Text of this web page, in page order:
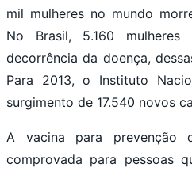
mil mulheres no mundo
No Brasil, 5.160
decorrência da doença,
Para 2013, o Instituto
surgimento de 17.540 novos
A vacina para prevenção
comprovada para pessoas